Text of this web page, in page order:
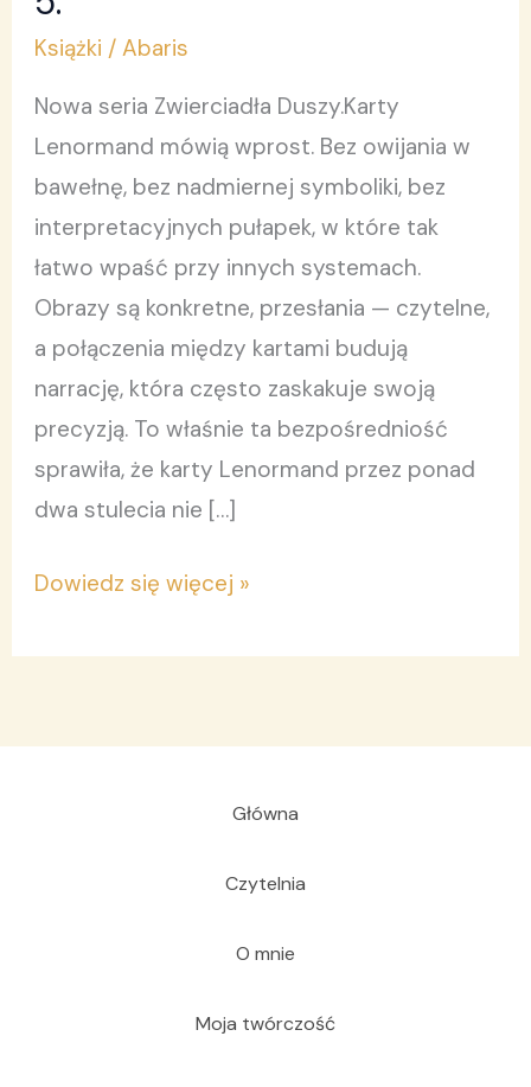
Książki /Abaris
Nowa seria Zwierciadła Duszy.Karty
Lenormand mówią wprost. Bez owijania w
bawełnę, bez nadmiernej symboliki, bez
interpretacyjnych pułapek, w które tak
łatwo wpaść przy innych systemach.
Obrazy są konkretne, przesłania — czytelne,
a połączenia między kartami budują
narrację, która często zaskakuje swoją
precyzją. To właśnie ta bezpośredniość
sprawiła, że karty Lenormand przez ponad
dwa stulecia nie […]
5.
Dowiedz się więcej »
Główna
Czytelnia
O mnie
Moja twórczość